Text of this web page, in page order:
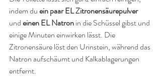
indem du ein paar EL Zitronensäurepulver
und einen EL Natron in die Schüssel gibst und
einige Minuten einwirken lässt. Die
Zitronensäure löst den Urinstein, während das
Natron aufschäumt und Kalkablagerungen
entfernt.